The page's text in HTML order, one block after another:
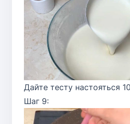
Дайте тесту настояться
Шаг 9: